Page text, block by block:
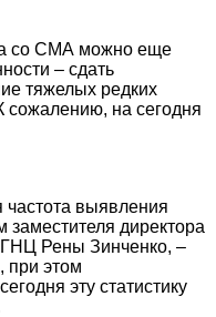
со СМА можно еще
– сдать
тяжелых редких
на сегодня
выявления
директора
Рены Зинченко, –
при этом
эту статистику